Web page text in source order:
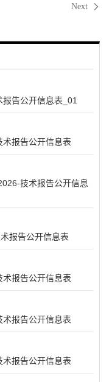
Next
告公开信息表_01
报告公开信息表
技术报告公开信息
报告公开信息表
报告公开信息表
报告公开信息表
报告公开信息表